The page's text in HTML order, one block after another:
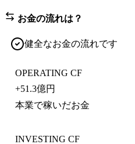
お金の流れは？
健全なお金の流れです
OPERATING CF
+51.3億円
本業で稼いだお金
INVESTING CF